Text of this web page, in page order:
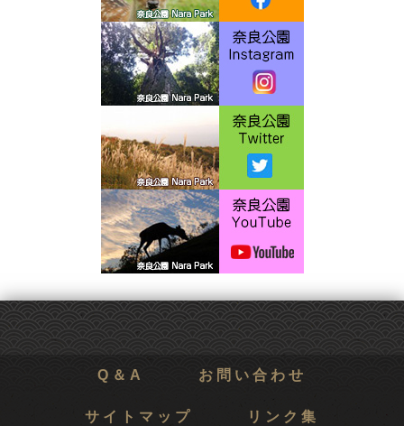
Q＆A お問い合わせ
サイトマップ リンク集